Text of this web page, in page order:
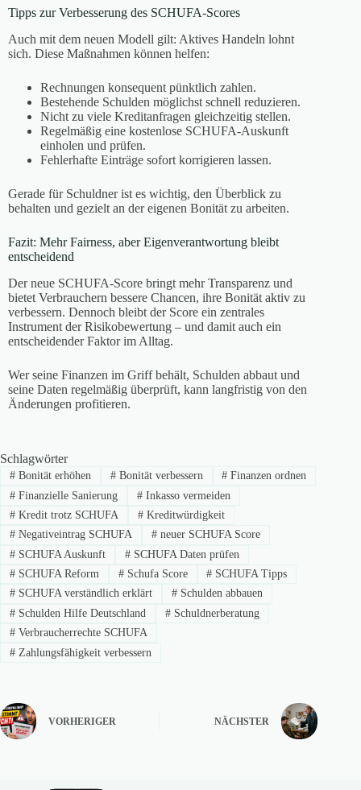
Tipps zur Verbesserung des SCHUFA-Scores
Auch mit dem neuen Modell gilt: Aktives Handeln lohnt
sich. Diese Maßnahmen können helfen:
Rechnungen konsequent pünktlich zahlen.
Bestehende Schulden möglichst schnell reduzieren.
Nicht zu viele Kreditanfragen gleichzeitig stellen.
Regelmäßig eine kostenlose SCHUFA-Auskunft
einholen und prüfen.
Fehlerhafte Einträge sofort korrigieren lassen.
Gerade für Schuldner ist es wichtig, den Überblick zu
behalten und gezielt an der eigenen Bonität zu arbeiten.
Fazit: Mehr Fairness, aber Eigenverantwortung bleibt
entscheidend
Der neue SCHUFA-Score bringt mehr Transparenz und
bietet Verbrauchern bessere Chancen, ihre Bonität aktiv zu
verbessern. Dennoch bleibt der Score ein zentrales
Instrument der Risikobewertung – und damit auch ein
entscheidender Faktor im Alltag.
Wer seine Finanzen im Griff behält, Schulden abbaut und
seine Daten regelmäßig überprüft, kann langfristig von den
Änderungen profitieren.
Schlagwörter
#Bonität erhöhen #Bonität verbessern # Finanzen ordnen
#Finanzielle Sanierung #Inkasso vermeiden
#Kredit trotz SCHUFA #Kreditwürdigkeit
#Negativeintrag SCHUFA #neuer SCHUFA Score
#SCHUFA Auskunft #SCHUFA Daten prüfen
#SCHUFA Reform #Schufa Score # SCHUFA Tipps
#SCHUFA verständlich erklärt #Schulden abbauen
#Schulden Hilfe Deutschland #Schuldnerberatung
#Verbraucherrechte SCHUFA
#Zahlungsfähigkeit verbessern
VORHERIGER NÄCHSTER